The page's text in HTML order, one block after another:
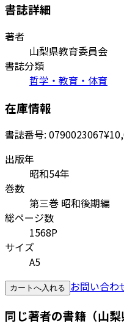
書誌詳細
著者
山梨県教育委員会
書誌分類
哲学・教育・体育
在庫情報
書誌番号: 0790023067
出版年
昭和54年
巻数
第三巻 昭和後期編
総ページ数
1568P
サイズ
A5
カートへ入れる お問い合わ
同じ著者の書籍（山梨